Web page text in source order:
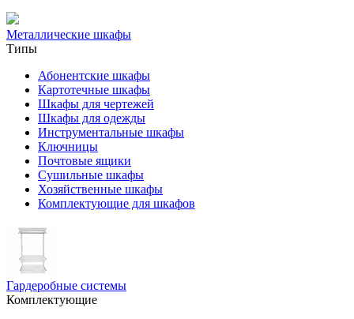
Металлические шкафы
Типы
Абонентские шкафы
Картотечные шкафы
Шкафы для чертежей
Шкафы для одежды
Инструментальные шкафы
Ключницы
Почтовые ящики
Сушильные шкафы
Хозяйственные шкафы
Комплектующие для шкафов
Гардеробные системы
Комплектующие